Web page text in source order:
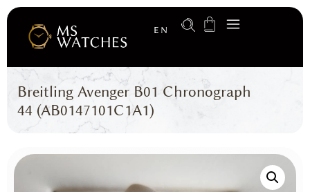
EN
Breitling Avenger B01 Chronograph
44 (AB0147101C1A1)